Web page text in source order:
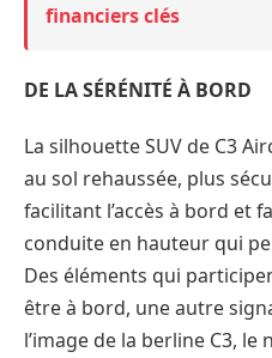
financiers clés
DE LA SÉRÉNITÉ À BORD
La silhouette SUV de C3
au sol rehaussée, plus
facilitant l’accès à bord et
conduite en hauteur qui
Des éléments qui
être à bord, une autre
l’image de la berline C3, le